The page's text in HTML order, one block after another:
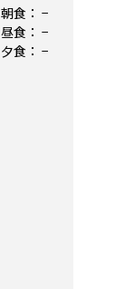
朝食： −
昼食： −
夕食： −